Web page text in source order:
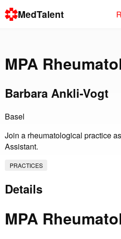
MedTalent
MPA
Barbara Ankli-Vogt
Basel
Join a rheumatological practice
Assistant.
PRACTICES
Details
MPA